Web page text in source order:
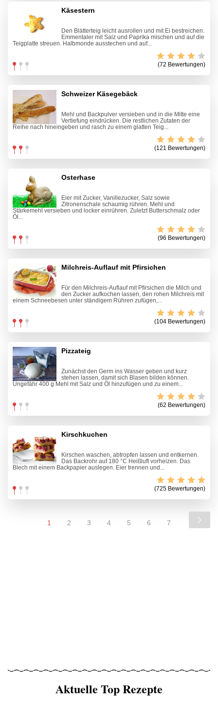
Käsestern
Den Blätterteig leicht ausrollen und mit Ei bestreichen.
Emmentaler mit Salz und Paprika mischen und auf die
Teigplatte streuen. Halbmonde ausstechen und auf...
(72 Bewertungen)
Schweizer Käsegebäck
Mehl und Backpulver versieben und in die Mitte eine
Vertiefung eindrücken. Die restlichen Zutaten der
Reihe nach hineingeben und rasch zu einem glatten Teig...
(121 Bewertungen)
Osterhase
Eier mit Zucker, Vanillezucker, Salz sowie
Zitronenschale schaumig rühren. Mehl und
Stärkemehl versieben und locker einrühren. Zuletzt Butterschmalz oder
Öl...
(96 Bewertungen)
Milchreis-Auflauf mit Pfirsichen
Für den Milchreis-Auflauf mit Pfirsichen die Milch und
den Zucker aufkochen lassen, den rohen Milchreis mit
einem Schneebesen unter ständigem Rühren zufügen,...
(104 Bewertungen)
Pizzateig
Zunächst den Germ ins Wasser geben und kurz
stehen lassen, damit sich Blasen bilden können.
Ungefähr 400 g Mehl mit Salz und Öl hinzufügen und zu einem...
(62 Bewertungen)
Kirschkuchen
Kirschen waschen, abtropfen lassen und entkernen.
Das Backrohr auf 180 °C Heißluft vorheizen. Das
Blech mit einem Backpapier auslegen. Eier trennen und...
(725 Bewertungen)
1 2 3 4 5 6 7
Aktuelle Top Rezepte